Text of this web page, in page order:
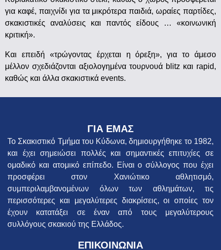
για καφέ, παιχνίδι για τα μικρότερα παιδιά, ωραίες παρτίδες,
σκακιστικές αναλύσεις και παντός είδους … «κοινωνική
κριτική».
Και επειδή «τρώγοντας έρχεται η όρεξη», για το άμεσο
μέλλον σχεδιάζονται αξιολογημένα τουρνουά blitz και rapid,
καθώς και άλλα σκακιστικά events.
ΓΙΑ ΕΜΑΣ
Το Σκακιστικό Τμήμα του Κύδωνα, δημιουργήθηκε το 1982,
και έχει σημειώσει πολλές και σημαντικές επιτυχίες σε
ομαδικό και ατομικό επίπεδο. Είναι ο σύλλογος που έχει
προσφέρει στον Χανιώτικο αθλητισμό,
συμπεριλαμβανομένων όλων των αθλημάτων, τις
περισσότερες και μεγαλύτερες διακρίσεις, οι οποίες τον
έχουν κατατάξει σε έναν από τους μεγαλύτερους
συλλόγους σκακιού της Ελλάδος.
ΕΠΙΚΟΙΝΩΝΙΑ